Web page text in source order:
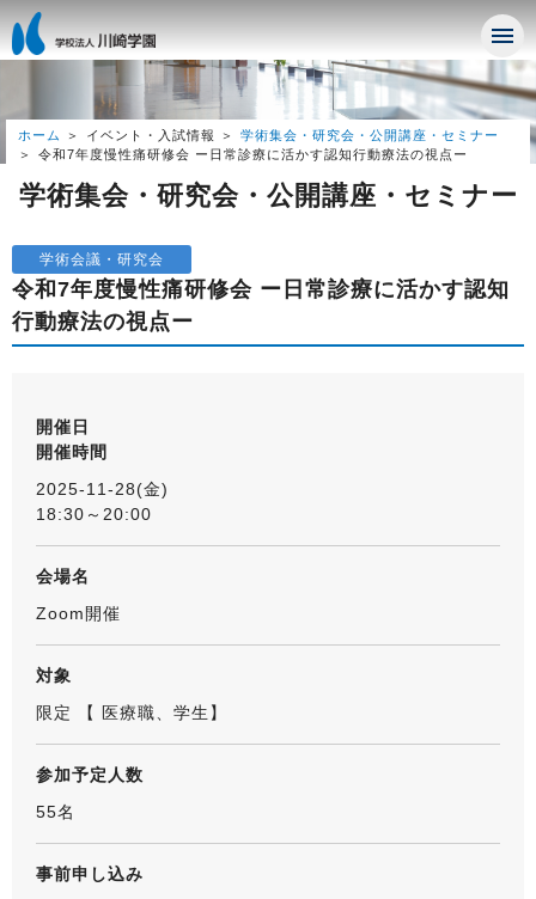
ホーム イベント・入試情報
学術集会・研究会・公開講座・セミナー
令和7年度慢性痛研修会 ー日常診療に活かす認知行動療法の視点ー
学術集会・研究会・公開講座・セミナー
学術会議・研究会
令和7年度慢性痛研修会 ー日常診療に活かす認知
行動療法の視点ー
開催日
開催時間
2025-11-28(金)
18:30～20:00
会場名
Zoom開催
対象
限定 【
医療職、学生 】
参加予定人数
55名
事前申し込み